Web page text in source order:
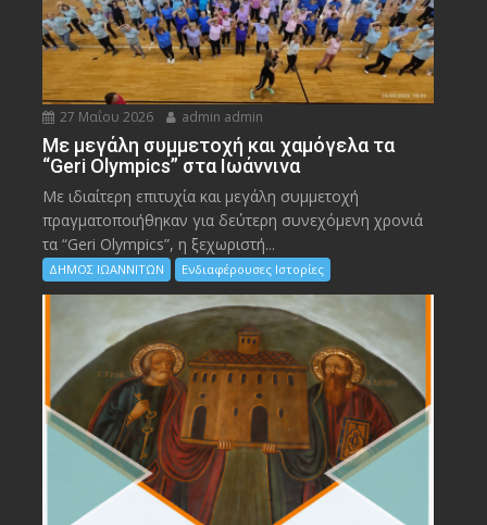
27 Μαΐου 2026 admin admin
Με μεγάλη συμμετοχή και χαμόγελα τα
“Geri Olympics” στα Ιωάννινα
Με ιδιαίτερη επιτυχία και μεγάλη συμμετοχή
πραγματοποιήθηκαν για δεύτερη συνεχόμενη χρονιά
τα “Geri Olympics”, η ξεχωριστή...
ΔΗΜΟΣ ΙΩΑΝΝΙΤΩΝ Ενδιαφέρουσες Ιστορίες